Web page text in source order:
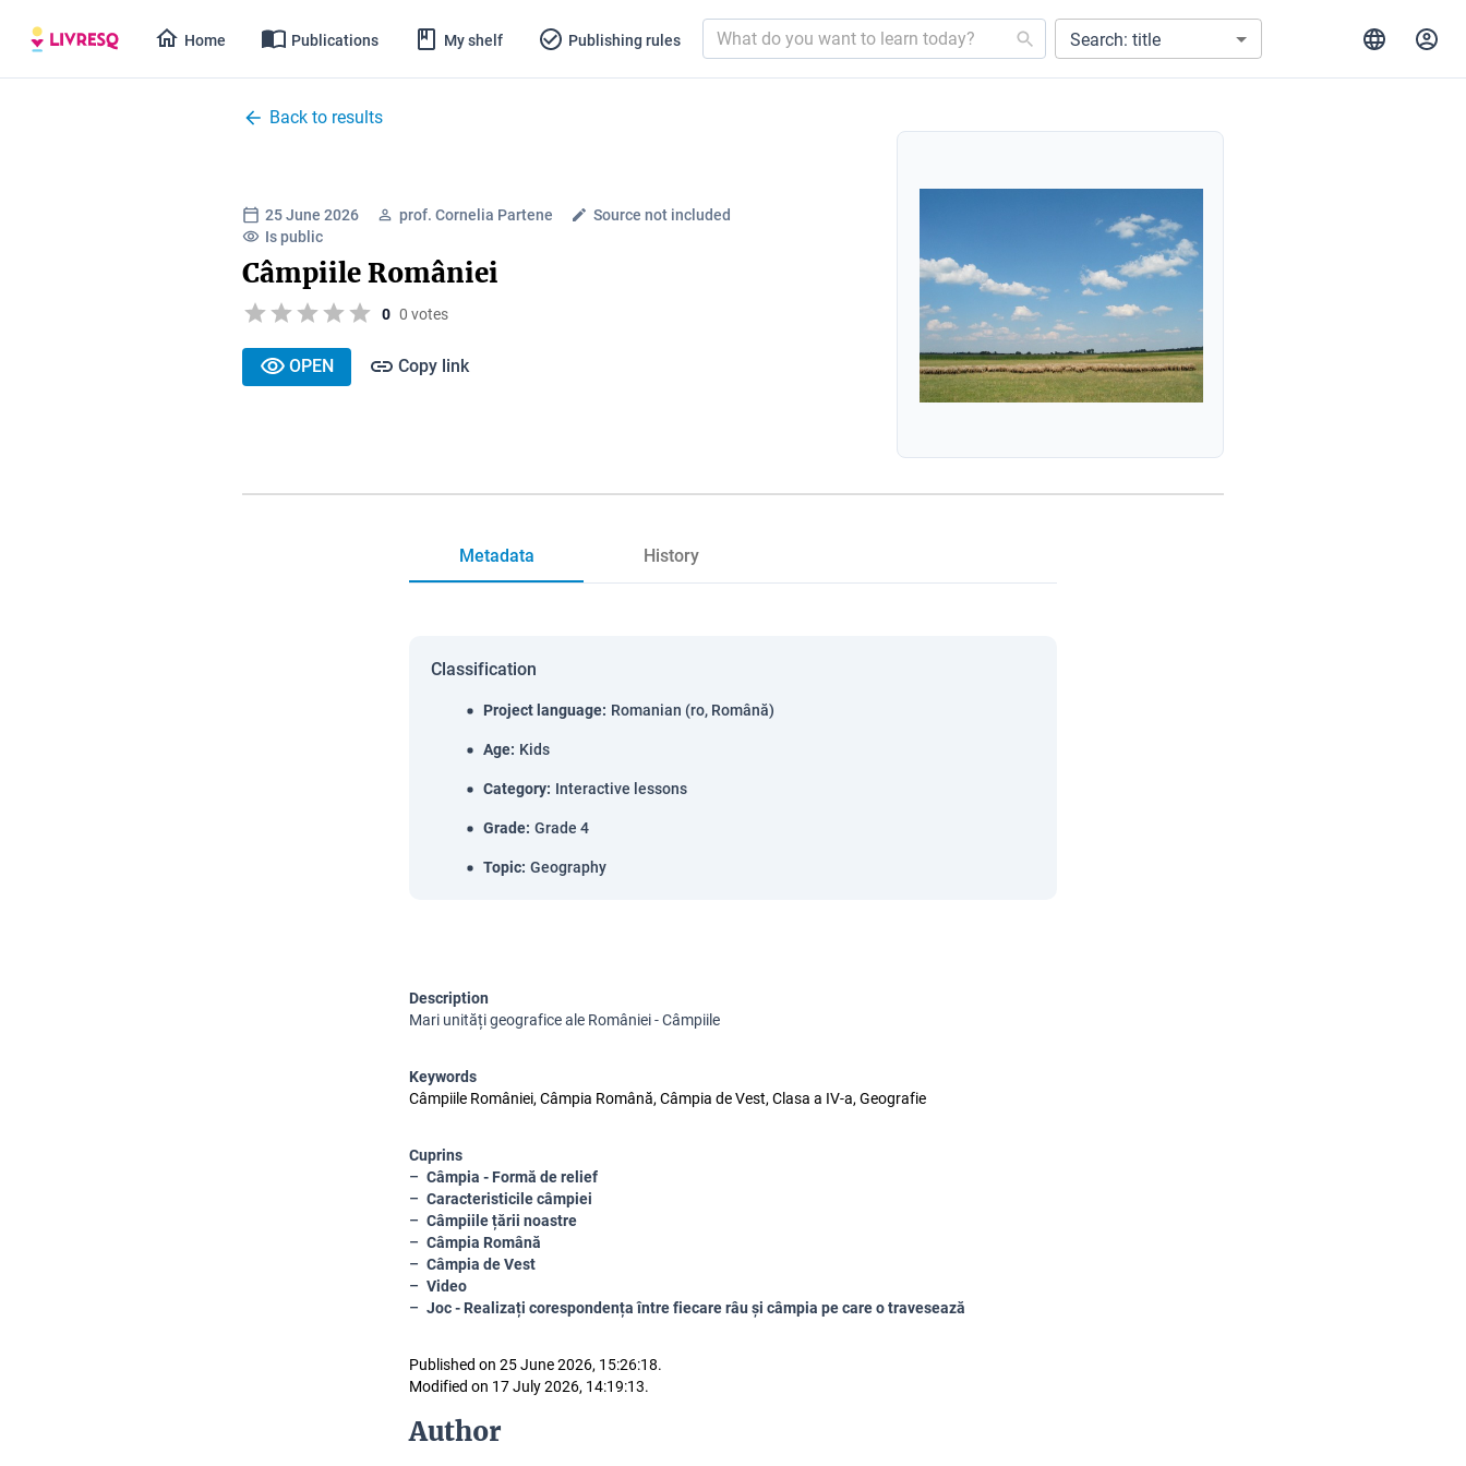
Home Publications My shelf Publishing rules Search: title
Back to results
25 June 2026 prof. Cornelia Partene
Source not included
Is public
Câmpiile României
0 0 votes
OPEN Copy link
Metadata History
Classification
Project language: Romanian (ro, Română)
Age: Kids
Category: Interactive lessons
Grade: Grade 4
Topic: Geography
Description
Mari unități geografice ale României - Câmpiile
Keywords
Câmpiile României, Câmpia Română, Câmpia de Vest, Clasa a IV-a, Geografie
Cuprins
Câmpia - Formă de relief
Caracteristicile câmpiei
Câmpiile țării noastre
Câmpia Română
Câmpia de Vest
Video
Joc - Realizați corespondența între fiecare râu și câmpia pe care o travesează
Published on 25 June 2026, 15:26:18.
Modified on 17 July 2026, 14:19:13.
Author